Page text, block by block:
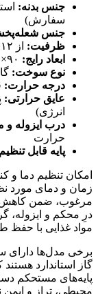
جنس بدنه:
سفارش)
جنس
ظرفیت: از ۱۲ تا 200 دیزی (بنا به مدل)
ابعاد رایج:
نوع سوخت:
درجه حرارت:
عایق حرارتی:
انرژی)
درب ایزوله و
حرارت
پایه قابل
امکان تنظیم دما و
زمان و دمای مورد
مرغوب، ضمن کاهش
درِ محکم و ایزوله،
مواد غذایی با حفظ
برخی مدل‌ها دارای
گاز استاندارد
پایه‌های مستحکم
محیطی، تراز و